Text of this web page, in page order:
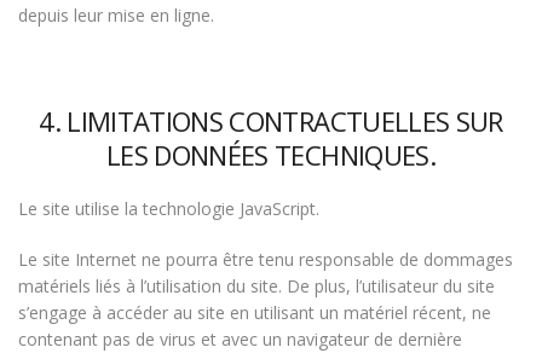
depuis leur mise en ligne.
4. LIMITATIONS CONTRACTUELLES SUR
LES DONNÉES TECHNIQUES.
Le site utilise la technologie JavaScript.
Le site Internet ne pourra être tenu responsable de dommages
matériels liés à l’utilisation du site. De plus, l’utilisateur du site
s’engage à accéder au site en utilisant un matériel récent, ne
contenant pas de virus et avec un navigateur de dernière